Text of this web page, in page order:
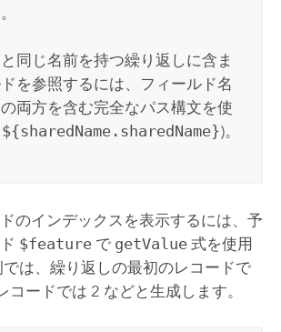
同じ名前を持つ繰り返しに含ま
を参照するには、フィールド名
両方を含む完全なパス構文を使
${sharedName.sharedName})。
のインデックスを表示するには、予
$featureで getValue式を使用
では、繰り返しの最初のレコードで
コードでは 2 などと生成します。